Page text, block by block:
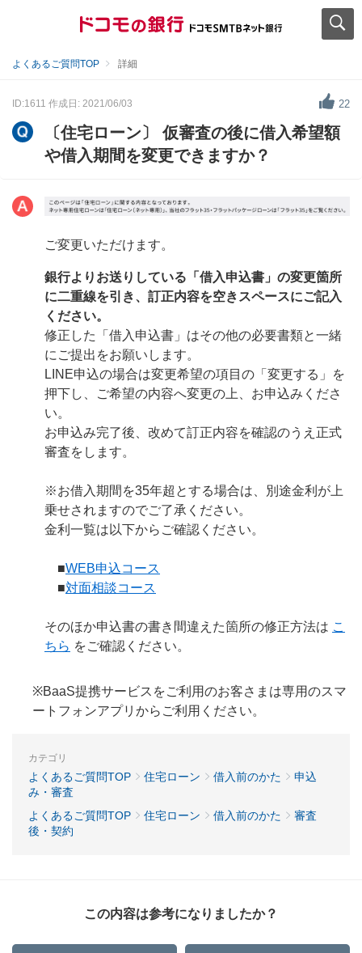
よくあるご質問TOP 詳細
ID:1611 作成日: 2021/06/03 22
〔住宅ローン〕 仮審査の後に借入希望額
や借入期間を変更できますか？
ご変更いただけます。
銀行よりお送りしている「借入申込書」の変更箇所
に二重線を引き、訂正内容を空きスペースにご記入
ください。
修正した「借入申込書」はその他の必要書類と一緒
にご提出をお願いします。
LINE申込の場合は変更希望の項目の「変更する」を
押下し、ご希望の内容へ変更の上、お申込みくださ
い。
お申込み完了後、改めて訂正内容を確認のうえ正式
審査をします。
※お借入期間を35年超とする場合は、別途金利が上
乗せされますのでご了承ください。
金利一覧は以下からご確認ください。
■WEB申込コース
■対面相談コース
そのほか申込書の書き間違えた箇所の修正方法は こ
ちら をご確認ください。
※BaaS提携サービスをご利用のお客さまは専用のスマ
ートフォンアプリからご利用ください。
カテゴリ
よくあるご質問TOP 住宅ローン 借入前のかた
申込
み・審査
よくあるご質問TOP
住宅ローン 借入前のかた
審査
後・契約
この内容は参考になりましたか？